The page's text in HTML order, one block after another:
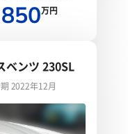
850万円
ベンツ 230SL
2022年12月